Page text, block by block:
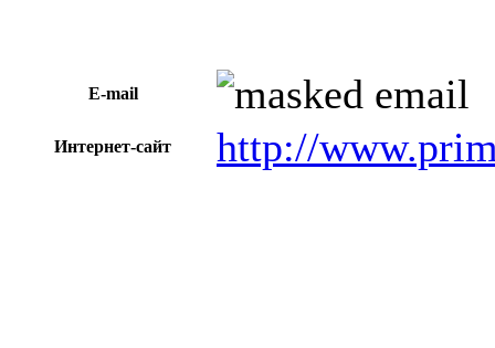
E-mail
Интернет-сайт http://